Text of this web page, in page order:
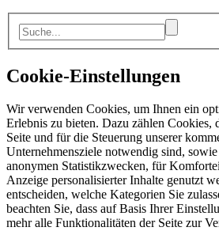
Cookie-Einstellungen
Wir verwenden Cookies, um Ihnen ein
Erlebnis zu bieten. Dazu zählen Cookies,
Seite und für die Steuerung unserer
Unternehmensziele notwendig sind,
anonymen Statistikzwecken, für
Anzeige personalisierter Inhalte genutzt
entscheiden, welche Kategorien Sie
beachten Sie, dass auf Basis Ihrer
mehr alle Funktionalitäten der Seite zur